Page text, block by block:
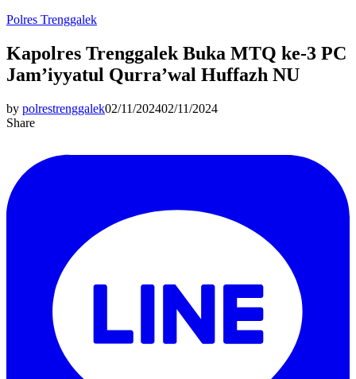
Polres Trenggalek
Kapolres Trenggalek Buka MTQ ke-3 PC
Jam’iyyatul Qurra’wal Huffazh NU
by polrestrenggalek02/11/202402/11/2024
Share